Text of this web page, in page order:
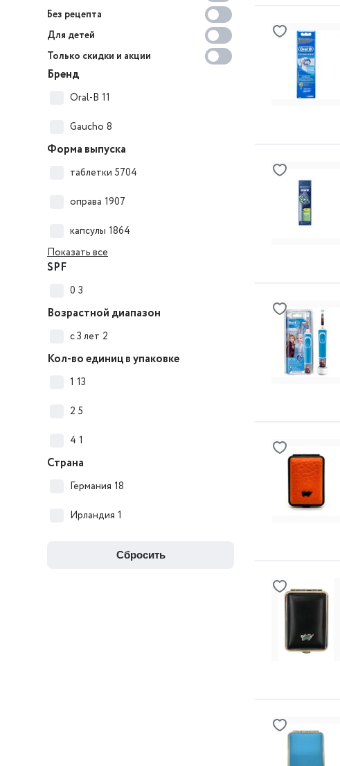
Без рецепта
Для детей
Только скидки и акции
Бренд
Oral-B 11
Gaucho 8
Форма выпуска
таблетки 5704
оправа 1907
капсулы 1864
Показать все
SPF
0 3
Возрастной диапазон
с 3 лет 2
Кол-во единиц в упаковке
1 13
2 5
4 1
Страна
Германия 18
Ирландия 1
сбросить